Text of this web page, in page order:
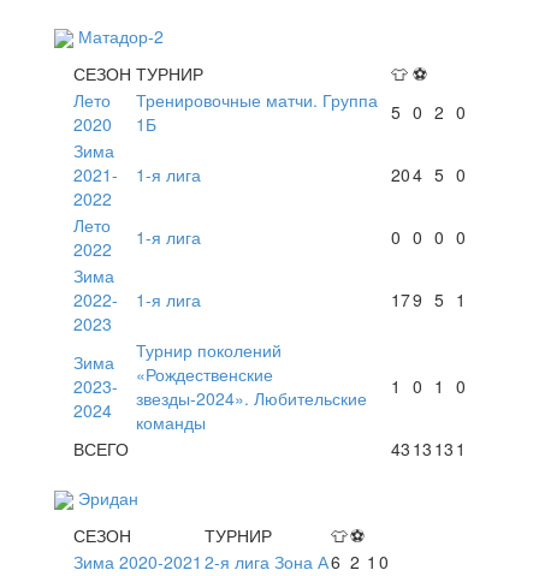
Матадор-2
СЕЗОН ТУРНИР 👕 ⚽
Лето
2020
Тренировочные матчи. Группа
1Б
5 0 2 0
Зима
2021-
2022
1-я лига 204 5 0
Лето
2022
1-я лига 0 0 0 0
Зима
2022-
2023
1-я лига 179 5 1
Зима
2023-
2024
Турнир поколений
«Рождественские
звезды-2024». Любительские
команды
1 0 1 0
ВСЕГО 43 13 13 1
Эридан
СЕЗОН
ТУРНИР 👕⚽
Зима 2020-2021 2-я лига Зона А6 2 1 0